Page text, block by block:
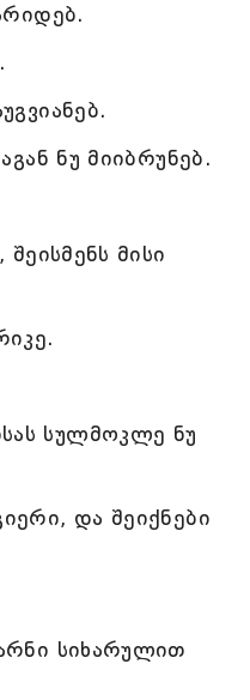
ნუ მიიბრუნებ.
მისი
სულმოკლე ნუ
და შეიქნები
სიხარულით